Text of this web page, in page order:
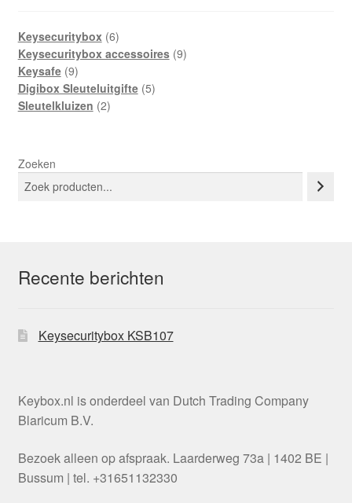
Keysecuritybox 66
producten
Keysecuritybox accessoires 99
Keysafe 99
producten
Digibox Sleuteluitgifte 55
Sleutelkluizen 22
Zoeken
Recente berichten
Keysecuritybox KSB107
Keybox.nl is onderdeel van Dutch Trading Company
Blaricum B.V.
Bezoek alleen op afspraak. Laarderweg 73a | 1402 BE |
Bussum | tel. +31651132330